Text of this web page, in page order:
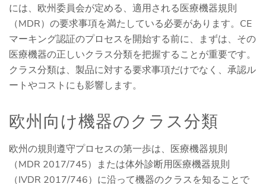
には、欧州委員会が定める、適用される医療機器規則
（MDR）の要求事項を満たしている必要があります。CE
マーキング認証のプロセスを開始する前に、まずは、その
医療機器の正しいクラス分類を把握することが重要です。
クラス分類は、製品に対する要求事項だけでなく、承認ル
ートやコストにも影響します。
欧州向け機器のクラス分類
欧州の規則遵守プロセスの第一歩は、医療機器規則
（MDR 2017/745）または体外診断用医療機器規則
（IVDR 2017/746）に沿って機器のクラスを知ることで